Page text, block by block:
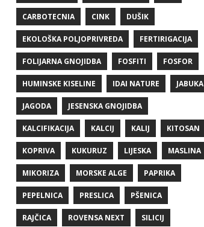
CARBOTECNIA CINK DUŠIK
EKOLOŠKA POLJOPRIVREDA FERTIRIGACIJA
FOLIJARNA GNOJIDBA FOSFITI FOSFOR
HUMINSKE KISELINE IDAI NATURE JABUKA
JAGODA JESENSKA GNOJIDBA
KALCIFIKACIJA KALCIJ KALIJ KITOSAN
KOPRIVA KUKURUZ LIJESKA MASLINA
MIKORIZA MORSKE ALGE PAPRIKA
PEPELNICA PRESLICA PŠENICA
RAJČICA ROVENSA NEXT SILICIJ